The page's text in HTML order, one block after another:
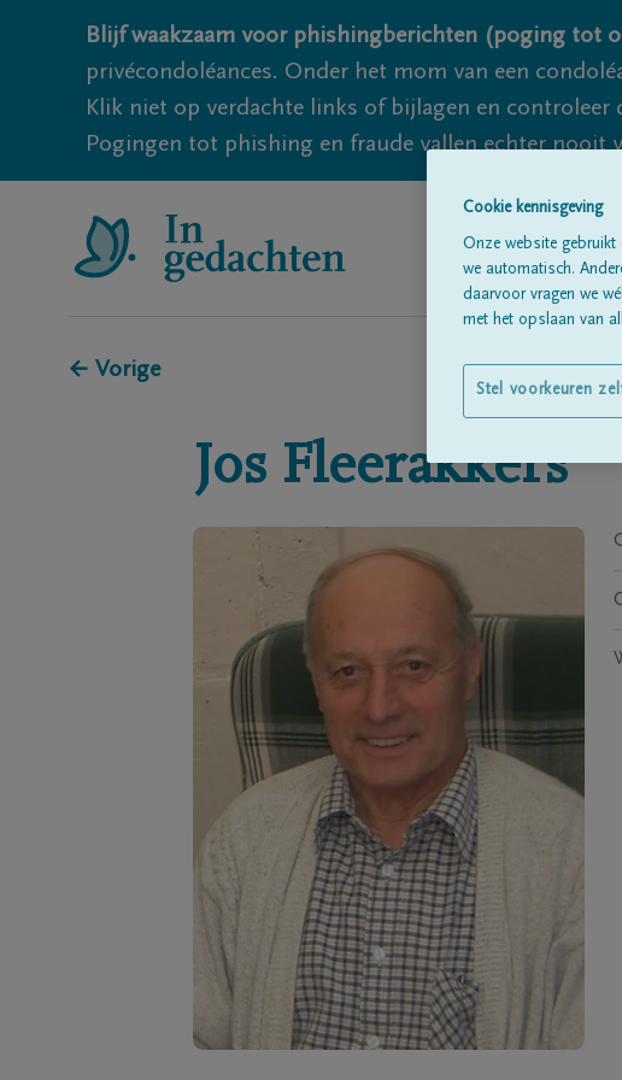
Blijf waakzaam voor phishingberichten (poging tot
privécondoléances. Onder het mom van een
Klik niet op verdachte links of bijlagen en
Pogingen tot phishing en fraude vallen echter nooit
← Vorige
Jos Fleerakkers
Cookie kennisgeving
Onze website
we automatisch.
daarvoor vragen we
met het opslaan van
Stel voorkeuren